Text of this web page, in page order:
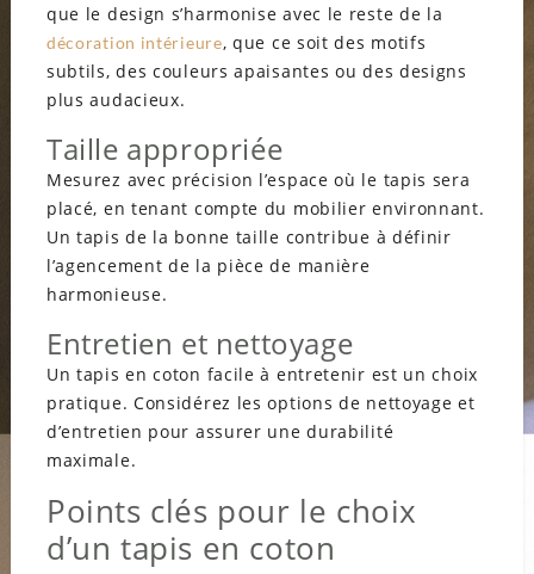
que le design s’harmonise avec le reste de la
décoration intérieure, que ce soit des motifs
subtils, des couleurs apaisantes ou des designs
plus audacieux.
Taille appropriée
Mesurez avec précision l’espace où le tapis sera
placé, en tenant compte du mobilier environnant.
Un tapis de la bonne taille contribue à définir
l’agencement de la pièce de manière
harmonieuse.
Entretien et nettoyage
Un tapis en coton facile à entretenir est un choix
pratique. Considérez les options de nettoyage et
d’entretien pour assurer une durabilité
maximale.
Points clés pour le choix
d’un tapis en coton